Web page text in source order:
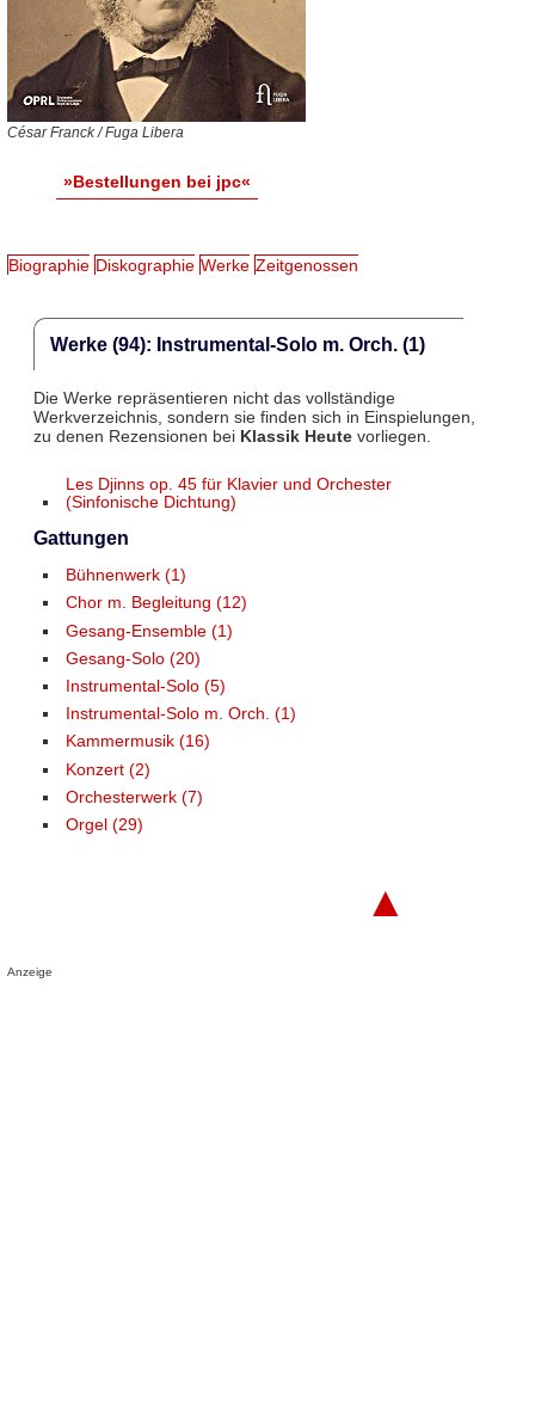
César Franck / Fuga Libera
»Bestellungen bei jpc«
Biographie Diskographie Werke Zeitgenossen
Werke (94): Instrumental-Solo m. Orch. (1)
Die Werke repräsentieren nicht das vollständige
Werkverzeichnis, sondern sie finden sich in Einspielungen,
zu denen Rezensionen bei Klassik Heutevorliegen.
Les Djinns op. 45 für Klavier und Orchester
(Sinfonische Dichtung)
Gattungen
Bühnenwerk (1)
Chor m. Begleitung (12)
Gesang-Ensemble (1)
Gesang-Solo (20)
Instrumental-Solo (5)
Instrumental-Solo m. Orch. (1)
Kammermusik (16)
Konzert (2)
Orchesterwerk (7)
Orgel (29)
▲
Anzeige